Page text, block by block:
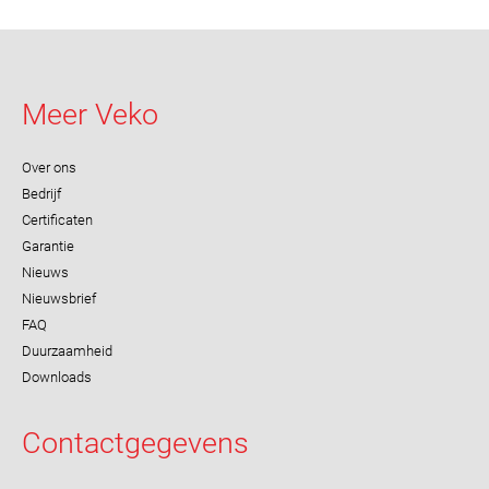
Meer Veko
Over ons
Bedrijf
Certificaten
Garantie
Nieuws
Nieuwsbrief
FAQ
Duurzaamheid
Downloads
Contactgegevens